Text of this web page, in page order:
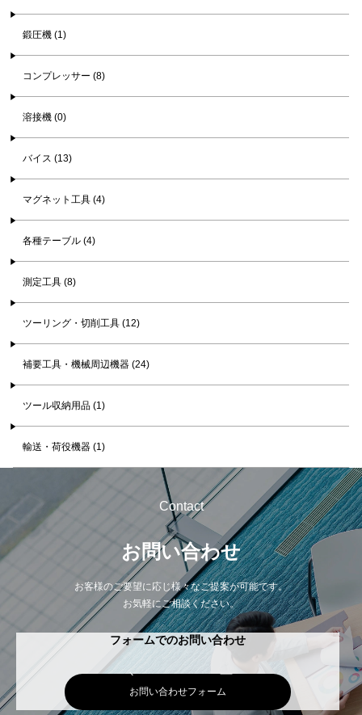
鍛圧機 (1)
コンプレッサー (8)
溶接機 (0)
バイス (13)
マグネット工具 (4)
各種テーブル (4)
測定工具 (8)
ツーリング・切削工具 (12)
補要工具・機械周辺機器 (24)
ツール収納用品 (1)
輸送・荷役機器 (1)
Contact
お問い合わせ
お客様のご要望に応じ様々なご提案が可能です。
お気軽にご相談ください。
フォームでのお問い合わせ
お問い合わせフォーム